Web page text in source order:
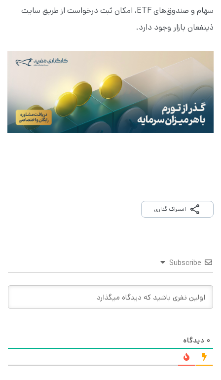
سهام و صندوق‌های ETF، امکان ثبت درخواست‌ از طریق سایت
ذینفعان بازار وجود دارد.
اشتراک گذاری
Subscribe
0 دیدگاه